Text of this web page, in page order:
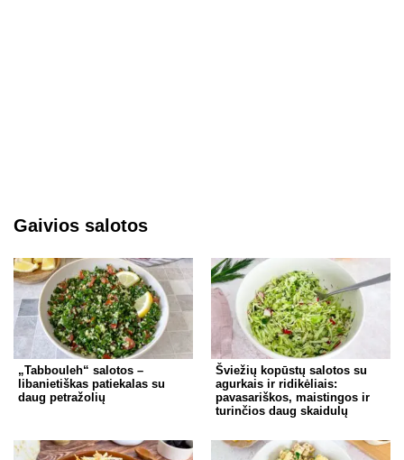
Gaivios salotos
„Tabbouleh“ salotos –
libanietiškas patiekalas su
daug petražolių
Šviežių kopūstų salotos su
agurkais ir ridikėliais:
pavasariškos, maistingos ir
turinčios daug skaidulų